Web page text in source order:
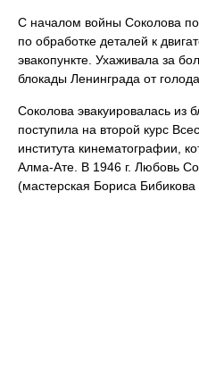
С началом войны Соколова
по обработке деталей к
эвакопункте. Ухаживала за
блокады Ленинграда от
Соколова эвакуировалась из
поступила на второй курс
института кинематографии,
Алма-Ате. В 1946 г. Любовь
(мастерская Бориса